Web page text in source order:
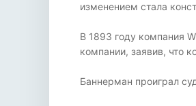
изменением стала
В 1893 году компания
компании, заявив, что
Баннерман проиграл